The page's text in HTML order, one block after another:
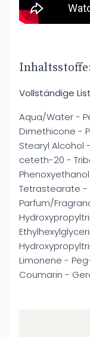
Vollständige
Aqua/Water -
Dimethicone -
Stearyl Alcohol
ceteth-20 -
Tetrastearate -
Parfum/
Limonene -
Coumarin -